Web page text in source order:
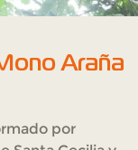
Araña
por